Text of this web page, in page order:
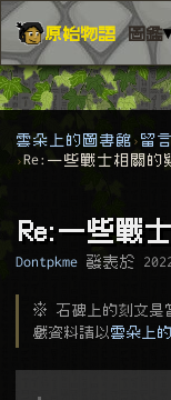
原始物語 圖鑑▾
雲朵上的圖書館 留
Re:一些戰士相關的
Re:一些戰
Dontpkme 發表於
※ 石碑上的刻文是
戲資料請以 雲朵上